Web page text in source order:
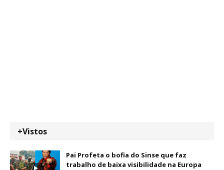
+Vistos
Pai Profeta o bofia do Sinse que faz
trabalho de baixa visibilidade na Europa